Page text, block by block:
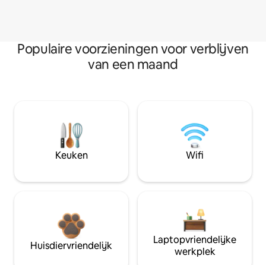
Populaire voorzieningen voor verblijven
van een maand
Keuken Wifi
Huisdiervriendelijk
Laptopvriendelijke
werkplek